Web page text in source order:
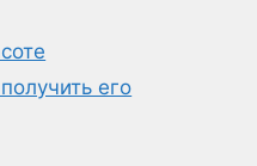
его